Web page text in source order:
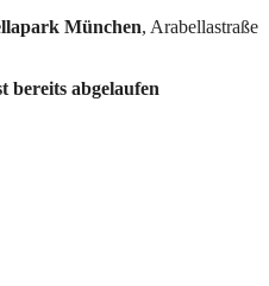
München, Arabellastraße
bereits abgelaufen